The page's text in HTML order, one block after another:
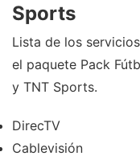
Sports
Lista de los
el paquete Pack
y TNT Sports.
DirecTV
Cablevisión